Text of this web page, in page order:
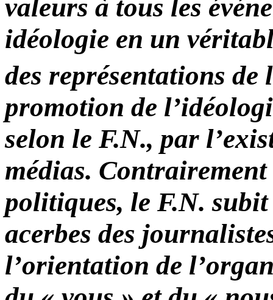
valeurs à tous les
idéologie en un
des représentations de
promotion de
selon le F.N., par
médias.
politiques, le F.N.
acerbes des
l’orientation de